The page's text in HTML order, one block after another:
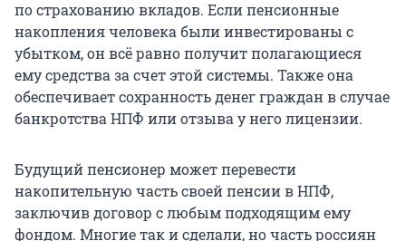
по страхованию вкладов. Если пенсионные
накопления человека были инвестированы с
убытком, он всё равно получит полагающиеся
ему средства за счет этой системы. Также она
обеспечивает сохранность денег граждан в случае
банкротства НПФ или отзыва у него лицензии.
Будущий пенсионер может перевести
накопительную часть своей пенсии в НПФ,
заключив договор с любым подходящим ему
фондом. Многие так и сделали, но часть россиян